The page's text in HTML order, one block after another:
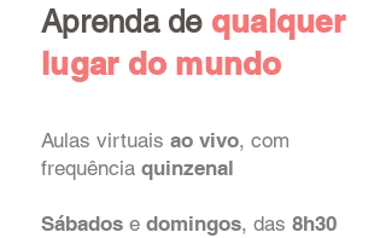
Aprenda de qualquer
lugar do mundo
Aulas virtuais ao vivo, com
frequência quinzenal
Sábados e domingos, das 8h30